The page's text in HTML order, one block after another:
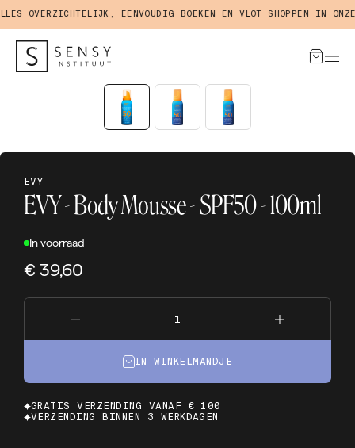
OVERZICHTELIJK, EENVOUDIG BOEKEN EN VLOT SHOPPEN IN ONZE
EVY
EVY - Body Mousse - SPF50 - 100ml
In voorraad
€ 39,60
IN WINKELMANDJE
GRATIS VERZENDING VANAF € 100
VERZENDING BINNEN 3 WERKDAGEN